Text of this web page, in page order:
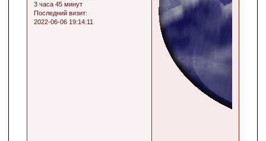
3 часа 45 минут
Последний визит:
2022-06-06 19:14:11